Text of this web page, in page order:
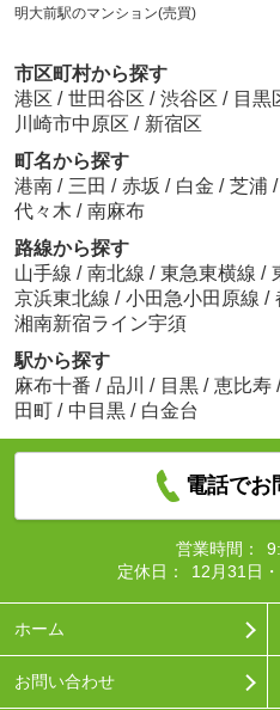
明大前駅のマンション(売買)
市区町村から探す
港区 / 世田谷区 / 渋谷区 / 目黒
川崎市中原区 / 新宿区
町名から探す
港南 / 三田 / 赤坂 / 白金 / 芝浦 /
代々木 / 南麻布
路線から探す
山手線 / 南北線 / 東急東横線 /
京浜東北線 / 小田急小田原線 /
湘南新宿ライン宇須
駅から探す
麻布十番 / 品川 / 目黒 / 恵比寿 /
田町 / 中目黒 / 白金台
電話でお
営業時間：
定休日：
12月31日
ホーム
お問い合わせ